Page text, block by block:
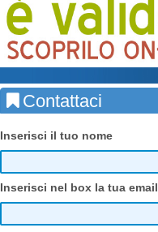
Contattaci
Inserisci il tuo nome
Inserisci nel box la tua email